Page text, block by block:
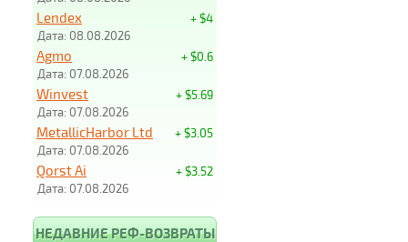
+ $4
Lendex
Дата: 08.08.2026
+ $0.6
Agmo
Дата: 07.08.2026
+ $5.69
Winvest
Дата: 07.08.2026
+ $3.05
MetallicHarbor Ltd
Дата: 07.08.2026
+ $3.52
Qorst Ai
Дата: 07.08.2026
НЕДАВНИЕ РЕФ-ВОЗВРАТЫ